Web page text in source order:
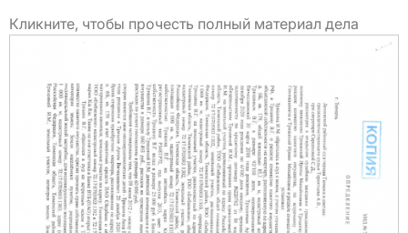
Кликните, чтобы прочесть полный материал дела